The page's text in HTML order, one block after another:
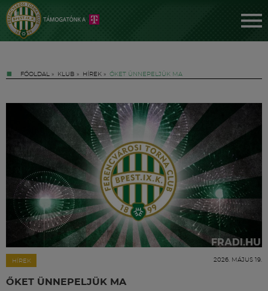
FŐOLDAL » KLUB » HÍREK » ŐKET ÜNNEPELJÜK MA
HÍREK 2026. MÁJUS 19.
ŐKET ÜNNEPELJÜK MA
Jegyek
FM YouTube +
Hírek
Labdarúgás